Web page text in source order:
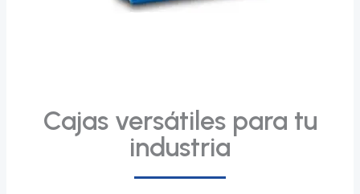
Cajas versátiles para tu
industria